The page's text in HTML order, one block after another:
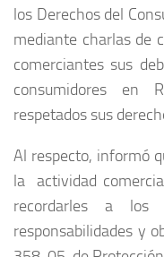
los Derechos del
mediante charlas de
comerciantes sus
consumidores en
respetados sus
Al respecto, informó
la actividad
recordarles a los
responsabilidades y